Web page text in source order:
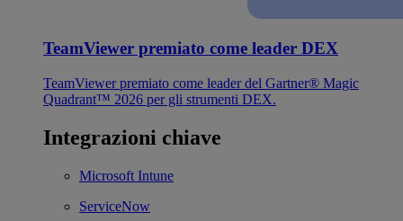
TeamViewer premiato come leader DEX
TeamViewer premiato come leader del Gartner® Magic
Quadrant™ 2026 per gli strumenti DEX.
Integrazioni chiave
Microsoft Intune
ServiceNow